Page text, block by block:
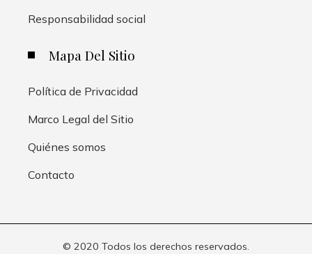
Responsabilidad social
Mapa Del Sitio
Política de Privacidad
Marco Legal del Sitio
Quiénes somos
Contacto
© 2020 Todos los derechos reservados.